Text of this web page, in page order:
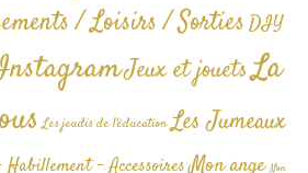
/ Loisirs / SortiesDIY
Jeux et jouetsLa
Les jeudis de l'éducation Les Jumeaux
Habillement - AccessoiresMon ange Non